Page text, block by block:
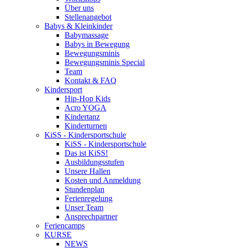
Über uns
Stellenangebot
Babys & Kleinkinder
Babymassage
Babys in Bewegung
Bewegungsminis
Bewegungsminis Special
Team
Kontakt & FAQ
Kindersport
Hip-Hop Kids
Acro YOGA
Kindertanz
Kinderturnen
KiSS - Kindersportschule
KiSS - Kindersportschule
Das ist KiSS!
Ausbildungsstufen
Unsere Hallen
Kosten und Anmeldung
Stundenplan
Ferienregelung
Unser Team
Ansprechpartner
Feriencamps
KURSE
NEWS